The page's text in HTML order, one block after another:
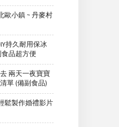
歐小鎮 ~ 丹麥村
持久耐用保冰
品超方便
兩天一夜寶寶
單 (備副食品)
鬆製作婚禮影片